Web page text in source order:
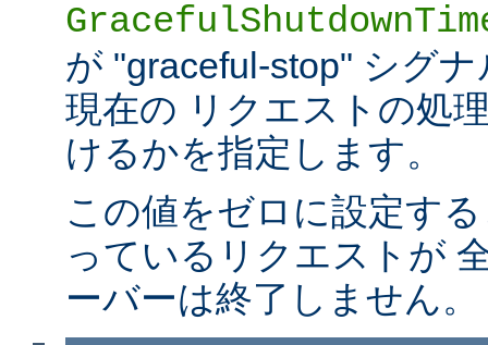
が "graceful-stop" シグ
現在の リクエストの処
けるかを指定します。
この値をゼロに設定す
っているリクエストが
ーバーは終了しません。